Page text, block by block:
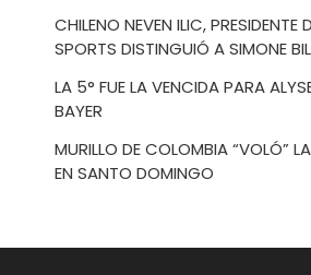
CHILENO NEVEN ILIC, PRESIDENTE
SPORTS DISTINGUIÓ A SIMONE
LA 5° FUE LA VENCIDA PARA
BAYER
MURILLO DE COLOMBIA “VOLÓ”
EN SANTO DOMINGO